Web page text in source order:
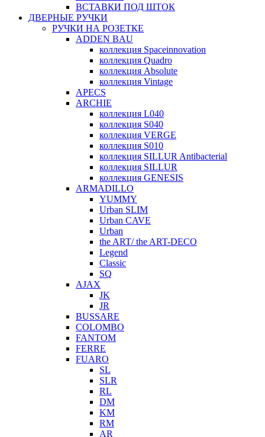
ВСТАВКИ ПОД ШТОК
ДВЕРНЫЕ РУЧКИ
РУЧКИ НА РОЗЕТКЕ
ADDEN BAU
коллекция Spaceinnovation
коллекция Quadro
коллекция Absolute
коллекция Vintage
APECS
ARCHIE
коллекция L040
коллекция S040
коллекция VERGE
коллекция S010
коллекция SILLUR Antibacterial
коллекция SILLUR
коллекция GENESIS
ARMADILLO
YUMMY
Urban SLIM
Urban CAVE
Urban
the ART/ the ART-DECO
Legend
Classic
SQ
AJAX
JK
JR
BUSSARE
COLOMBO
FANTOM
FERRE
FUARO
SL
SLR
RL
DM
KM
RM
AR